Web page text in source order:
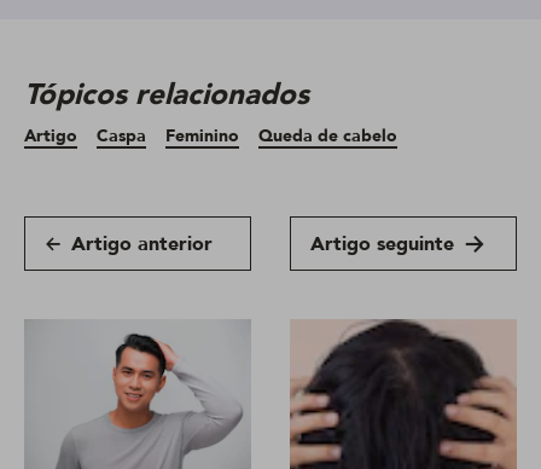
Tópicos relacionados
Artigo Caspa Feminino Queda de cabelo
Artigo anterior Artigo seguinte